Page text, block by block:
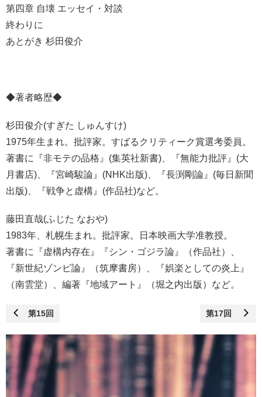
第四章 自壊 エッセイ・対談
終わりに
あとがき 杉田俊介
◆著者略歴◆
杉田俊介(すぎた しゅんすけ)
1975年生まれ。批評家。すばるクリティーク賞選考委員。
著書に『非モテの品格』(集英社新書)、『無能力批評』(大
月書店)、『宮崎駿論』(NHK出版)、『長渕剛論』(毎日新聞
出版)、『戦争と虚構』(作品社)など。
藤田直哉(ふじた なおや)
1983年、札幌生まれ。批評家。日本映画大学准教授。
著書に『虚構内存在』『シン・ゴジラ論』（作品社）、
『新世紀ゾンビ論』（筑摩書房）、『娯楽としての炎上』
（南雲堂）、編著『地域アート』（堀之内出版）など。
第15回 第17回